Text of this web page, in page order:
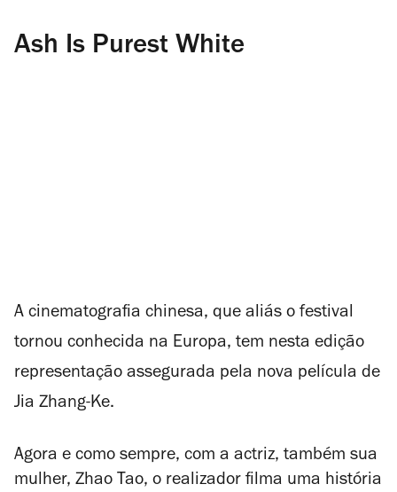
Ash Is Purest White
A cinematografia chinesa, que aliás o festival
tornou conhecida na Europa, tem nesta edição
representação assegurada pela nova película de
Jia Zhang-Ke.
Agora e como sempre, com a actriz, também sua
mulher, Zhao Tao, o realizador filma uma história